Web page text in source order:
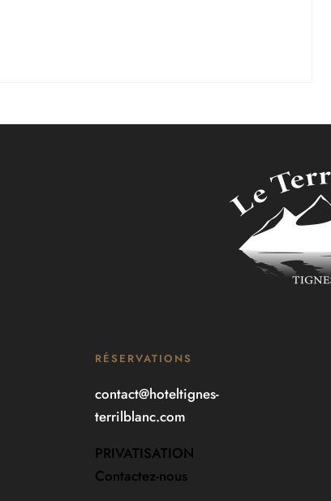
RÉSERVATIONS
contact@hoteltignes-
terrilblanc.com
PRIVATISATION
Contactez-nous